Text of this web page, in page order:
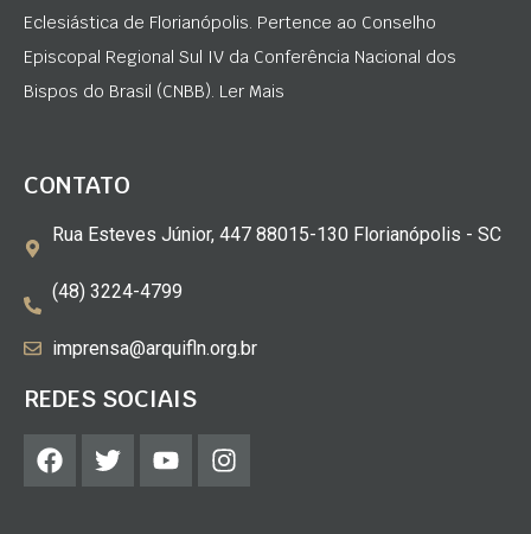
Eclesiástica de Florianópolis. Pertence ao Conselho
Episcopal Regional Sul IV da Conferência Nacional dos
Bispos do Brasil (CNBB). Ler Mais
CONTATO
Rua Esteves Júnior, 447 88015-130 Florianópolis - SC
(48) 3224-4799
imprensa@arquifln.org.br
REDES SOCIAIS